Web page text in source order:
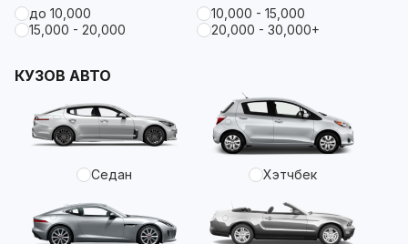
до 10,000
10,000 - 15,000
15,000 - 20,000
20,000 - 30,000+
КУЗОВ АВТО
Седан Хэтчбек